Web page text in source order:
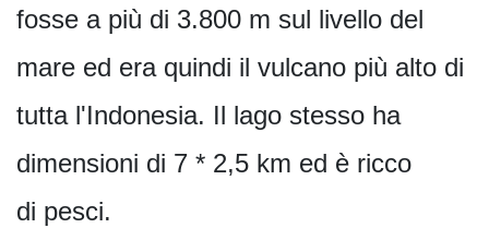
fosse a più di 3.800 m sul livello del
mare ed era quindi il vulcano più alto di
tutta l'Indonesia. Il lago stesso ha
dimensioni di 7 * 2,5 km ed è ricco
di pesci.